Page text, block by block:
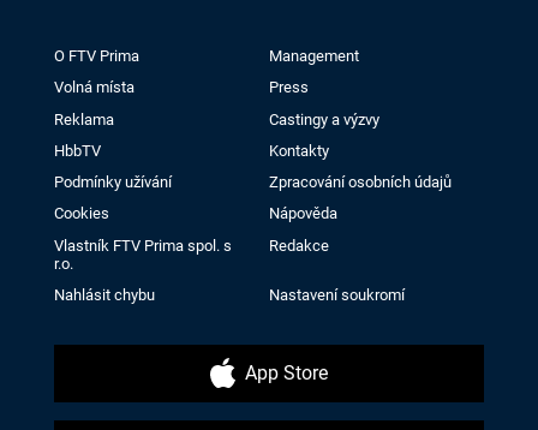
O FTV Prima
Management
Volná místa
Press
Reklama
Castingy a výzvy
HbbTV
Kontakty
Podmínky užívání
Zpracování osobních údajů
Cookies
Nápověda
Vlastník FTV Prima spol. s
r.o.
Redakce
Nahlásit chybu Nastavení soukromí
App Store